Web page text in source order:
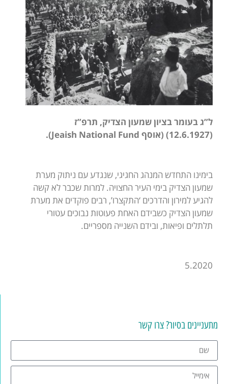
מתעניינים בסיור? צרו קשר
ל”ג בעומר בציון שמעון הצדיק, תרפ”ז
(12.6.1927) (אוסף
Jeaish National Fund
).
בימינו התחדש המנהג החגיגי, שנגדע עם ניתוק מערת
שמעון הצדיק בימי העיר החצויה. למרות שכבר לא קשה
להגיע למירון והדרכים ‘התקצרו’, רבים פוקדים את מערת
שמעון הצדיק כשבידם האחת פעוטות נבוכים עטורי
תלתלים ופיאות, ובידם השנייה מספריים.
5.2020